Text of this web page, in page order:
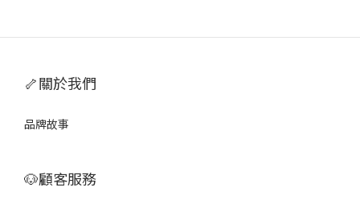
🦴關於我們
品牌故事
🐶顧客服務